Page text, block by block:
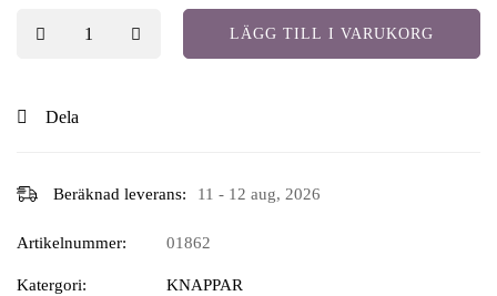
LÄGG TILL I VARUKORG
Dela
Beräknad leverans: 11 - 12 aug, 2026
Artikelnummer: 01862
Katergori:
KNAPPAR